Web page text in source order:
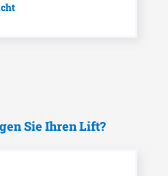
Sie Ihren Lift?